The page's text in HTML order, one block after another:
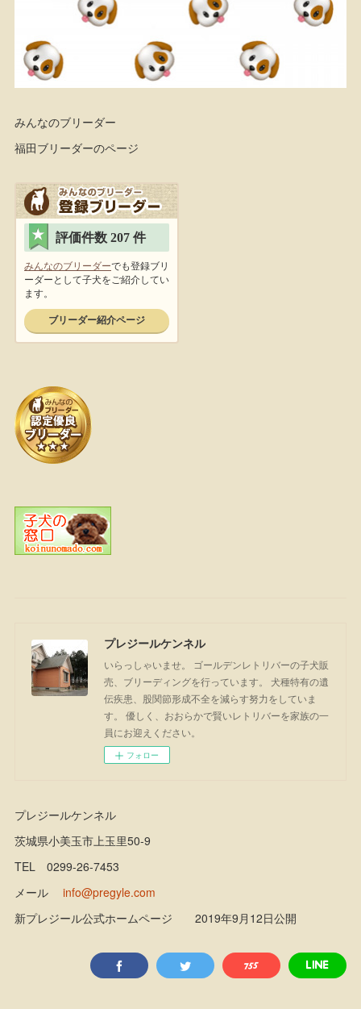
みんなのブリーダー
福田ブリーダーのページ
プレジールケンネル
いらっしゃいませ。 ゴールデンレトリバーの子犬販
売、ブリーディングを行っています。 犬種特有の遺
伝疾患、股関節形成不全を減らす努力をしていま
す。 優しく、おおらかで賢いレトリバーを家族の一
員にお迎えください。
フォロー
プレジールケンネル
茨城県小美玉市上玉里50-9
TEL 0299-26-7453
メールinfo@pregyle.com
新プレジール公式ホームページ 2019年9月12日公開